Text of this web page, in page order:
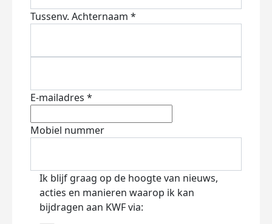
Tussenv. Achternaam *
E-mailadres *
Mobiel nummer
Ik blijf graag op de hoogte van nieuws,
acties en manieren waarop ik kan
bijdragen aan KWF via: